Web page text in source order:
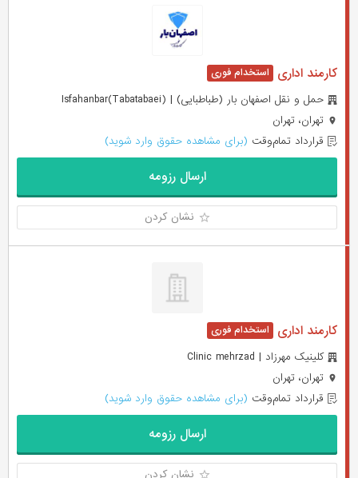
کارمند اداری
حمل و نقل اصفهان بار (طباطبایی) | Isfahanbar(Tabatabaei)
تهران، تهران
قرارداد تمام‌وقت (برای مشاهده حقوق وارد شوید)
ارسال رزومه
نشان کردن
کارمند اداری
کلینیک مهرزاد | Clinic mehrzad
تهران، تهران
قرارداد تمام‌وقت (برای مشاهده حقوق وارد شوید)
ارسال رزومه
نشان کردن